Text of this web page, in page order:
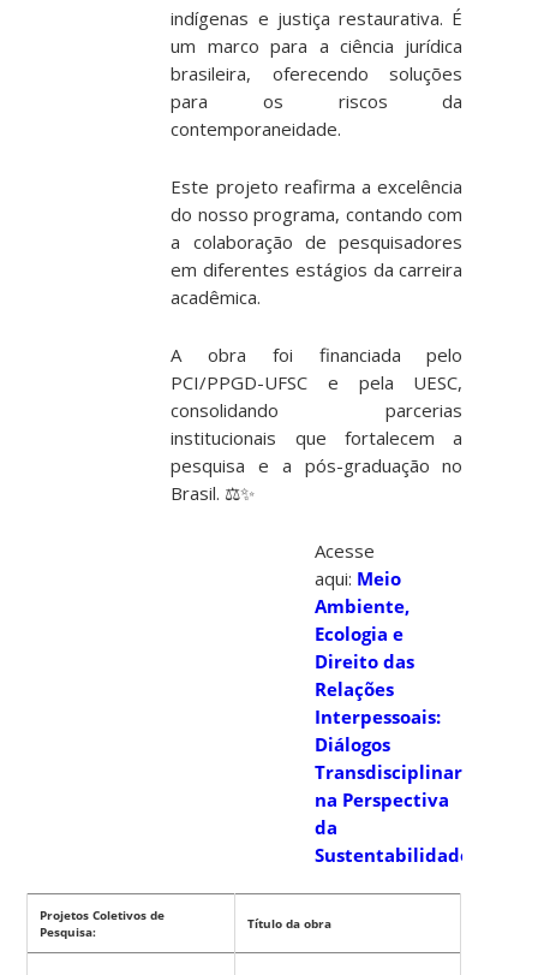
indígenas e justiça restaurativa. É
um marco para a ciência jurídica
brasileira, oferecendo soluções
para os riscos da
contemporaneidade.
Este projeto reafirma a excelência
do nosso programa, contando com
a colaboração de pesquisadores
em diferentes estágios da carreira
acadêmica.
A obra foi financiada pelo
PCI/PPGD-UFSC e pela UESC,
consolidando parcerias
institucionais que fortalecem a
pesquisa e a pós-graduação no
Brasil. ⚖️✨
Acesse
aqui: Meio
Ambiente,
Ecologia e
Direito das
Relações
Interpessoais:
Diálogos
Transdisciplinares
na Perspectiva
da
Sustentabilidade
Projetos Coletivos de
Pesquisa:
Título da obra